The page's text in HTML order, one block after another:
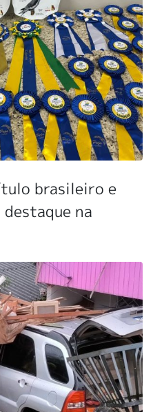
brasileiro e
na